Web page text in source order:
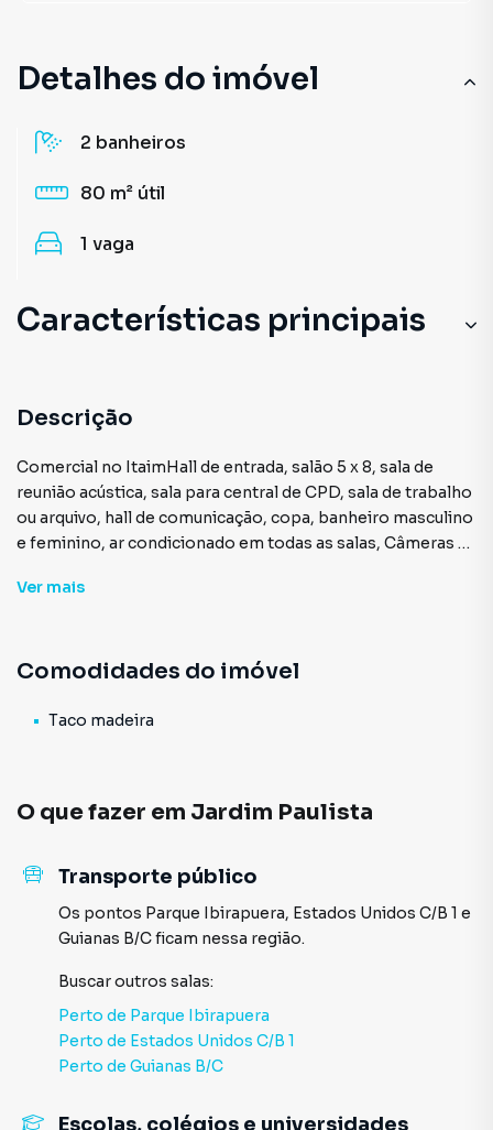
Detalhes do imóvel
2 banheiros
80 m² útil
1 vaga
Características principais
Descrição
Comercial no ItaimHall de entrada, salão 5 x 8, sala de
reunião acústica, sala para central de CPD, sala de trabalho
ou arquivo, hall de comunicação, copa, banheiro masculino
e feminino, ar condicionado em todas as salas, Câmeras c/
agende a sua visita.Valores sujeitos a alteração.
Ver mais
Comodidades do imóvel
Taco madeira
O que fazer em Jardim Paulista
Transporte público
Os pontos Parque Ibirapuera, Estados Unidos C/B 1 e
Guianas B/Cficam nessa região.
Buscar outros salas:
Perto de Parque Ibirapuera
Perto de Estados Unidos C/B 1
Perto de Guianas B/C
Escolas, colégios e universidades